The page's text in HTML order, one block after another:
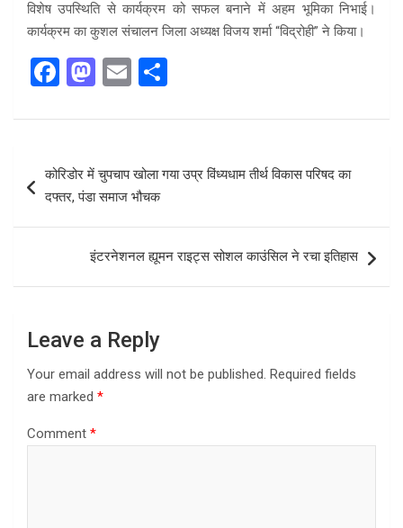
विशेष उपस्थिति से कार्यक्रम को सफल बनाने में अहम भूमिका निभाई।
कार्यक्रम का कुशल संचालन जिला अध्यक्ष विजय शर्मा “विद्रोही” ने किया।
F
ce
b
o
M
st
d
n
E
ail ar
navigation
कोरिडोर में चुपचाप खोला गया उप्र विंध्यधाम तीर्थ विकास परिषद का
दफ्तर, पंडा समाज भौचक
इंटरनेशनल ह्यूमन राइट्स सोशल काउंसिल ने रचा इतिहास
Leave a Reply
Your email address will not be published. Required fields
are marked *
Comment *